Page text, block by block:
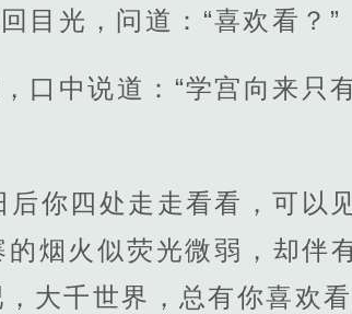
目光，问道：“喜欢看？”
口中说道：“学宫向来只
后你四处走走看看，可以
烟火似荧光微弱，却伴
大千世界，总有你喜欢